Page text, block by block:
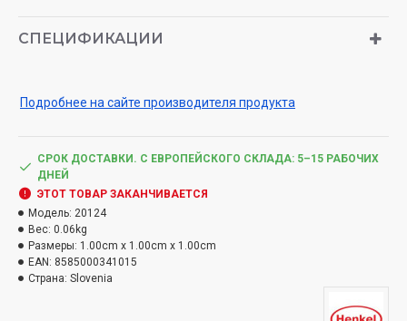
СПЕЦИФИКАЦИИ
Подробнее на сайте производителя продукта
СРОК ДОСТАВКИ. С ЕВРОПЕЙСКОГО СКЛАДА: 5–15 РАБОЧИХ
ДНЕЙ
ЭТОТ ТОВАР ЗАКАНЧИВАЕТСЯ
Модель: 20124
Вес: 0.06kg
Размеры: 1.00cm x 1.00cm x 1.00cm
EAN: 8585000341015
Страна: Slovenia